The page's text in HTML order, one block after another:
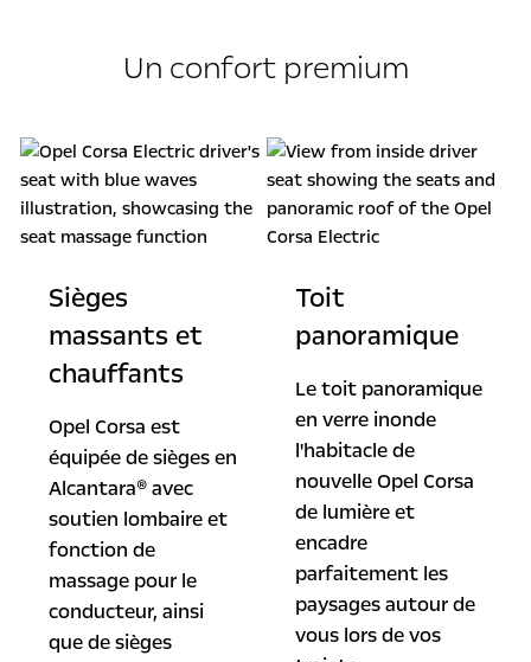
Un confort premium
Sièges
massants et
chauffants
Opel Corsa est
équipée de sièges en
Alcantara® avec
soutien lombaire et
fonction de
massage pour le
conducteur, ainsi
que de sièges
Toit
panoramique
Le toit panoramique
en verre inonde
l'habitacle de
nouvelle Opel Corsa
de lumière et
encadre
parfaitement les
paysages autour de
vous lors de vos